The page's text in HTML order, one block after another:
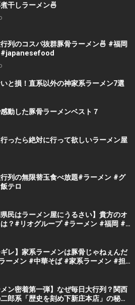
干しラーメン🍜
列のコスパ抜群豚骨ラーメン🍜 #福岡
#japanesefood
と損！直系以外の神家系ラーメン7選
動した豚骨ラーメンベスト７
ったら絶対に行って欲しいラーメン屋
列の無限替玉食べ放題#ラーメン #グ
テロ
県民はラーメン屋にうるさい】貴方のオ
？#リオグループ #ラーメン #福岡 #
ギレ】家系ラーメンは豚骨じゃねぇんだ
ーメン #中華そば #家系ラーメン #担
メン密着第一弾】なぜ毎日大行列？関西
郎系「歴史を刻め下新庄本店」の秘密